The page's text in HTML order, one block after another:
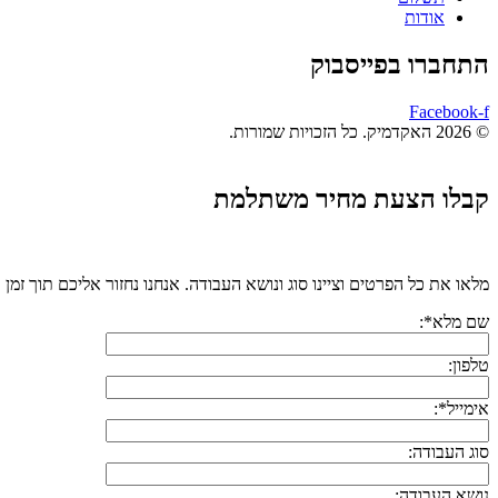
אודות
התחברו בפייסבוק
Facebook-f
© 2026 האקדמיק. כל הזכויות שמורות.
קבלו הצעת מחיר משתלמת
מלאו את כל הפרטים וציינו סוג ונושא העבודה. אנחנו נחזור אליכם תוך
שם מלא*:
טלפון:
אימייל*:
סוג העבודה: